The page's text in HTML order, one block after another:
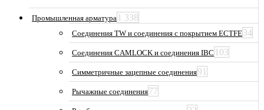
Промышленная арматура 1 338
Соединения TW и соединения с покрытием ECTFE34
Соединения CAMLOCK и соединения IBC 103
Симметричные зацепные соединения91
Рычажные соединения77